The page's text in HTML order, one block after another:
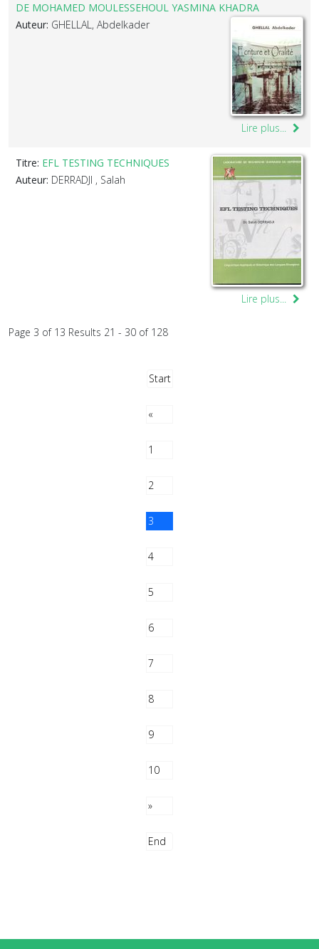
DE MOHAMED MOULESSEHOUL YASMINA KHADRA
Auteur: GHELLAL, Abdelkader
Lire plus...
Titre: EFL TESTING TECHNIQUES
Auteur: DERRADJI , Salah
Lire plus...
Page 3 of 13 Results 21 - 30 of 128
Start
«
1
2
3
4
5
6
7
8
9
10
»
End